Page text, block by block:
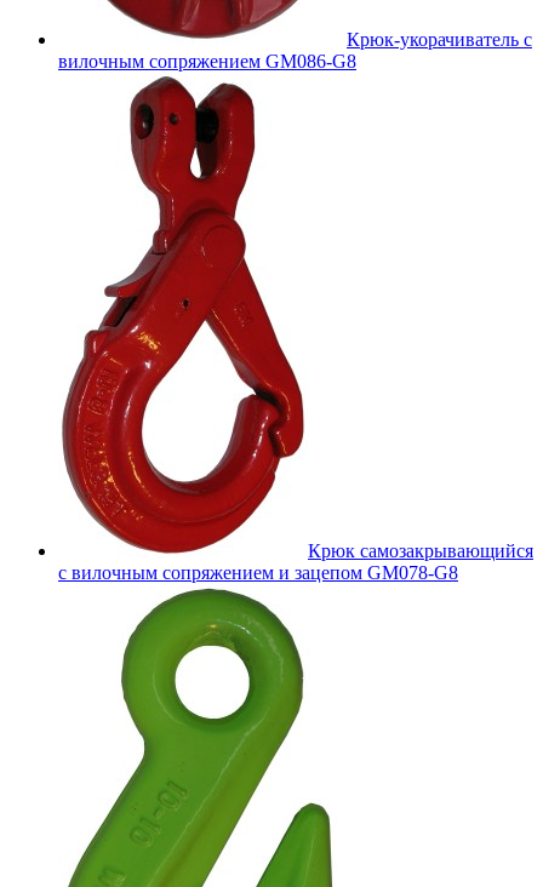
Крюк-укорачиватель с
вилочным сопряжением GM086-G8
Крюк самозакрывающийся
с вилочным сопряжением и зацепом GM078-G8